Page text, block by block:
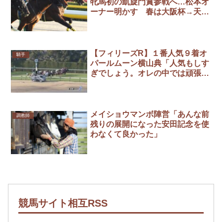
ーナー明かす 春は大阪杯→天皇
騎手
【フィリーズR】１番人気９着オ
パールムーン横山典「人気もしす
ぎでしょう。オレの中では頑張っ
調教師
メイショウマンボ陣営「あんな前
残りの展開になった安田記念を使
わなくて良かった」
競馬サイト相互RSS